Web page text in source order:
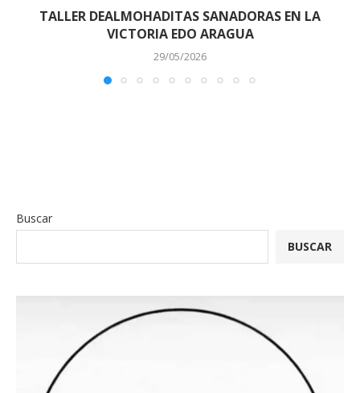
TALLER DEALMOHADITAS SANADORAS EN LA
VICTORIA EDO ARAGUA
29/05/2026
Buscar
BUSCAR